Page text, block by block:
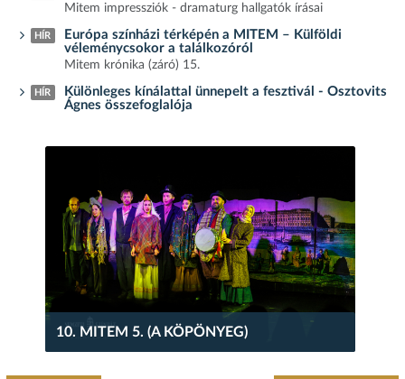
Mitem impressziók - dramaturg hallgatók írásai
HÍR
Európa színházi térképén a MITEM – Külföldi
véleménycsokor a találkozóról
Mitem krónika (záró) 15.
HÍR
Különleges kínálattal ünnepelt a fesztivál - Osztovits
Ágnes összefoglalója
10. MITEM 5. (A KÖPÖNYEG)